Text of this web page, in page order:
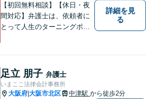
【初回無料相談】【休日・夜
間対応】弁護士は、依頼者に
とって人生のターニングポイ
え込むことなくまずはご相談
ください。【完全個室対応】
詳細を見
る
足立 朋子 弁護士
いまここ法律会計事務所
大阪府 大阪市北区 中津駅 から徒歩2分